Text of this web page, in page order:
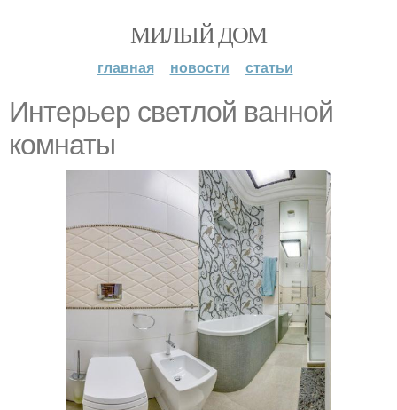
МИЛЫЙ ДОМ
главная новости статьи
Интерьер светлой ванной
комнаты